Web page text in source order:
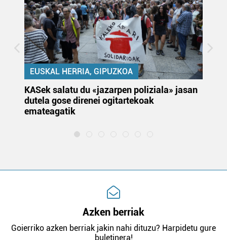
EUSKAL HERRIA, GIPUZKOA
KASek salatu du «jazarpen poliziala» jasan
dutela gose direnei ogitartekoak
emateagatik
Azken berriak
Goierriko azken berriak jakin nahi dituzu? Harpidetu gure
buletinera!